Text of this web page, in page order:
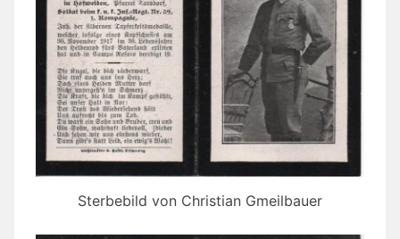
Sterbebild von Christian Gmeilbauer